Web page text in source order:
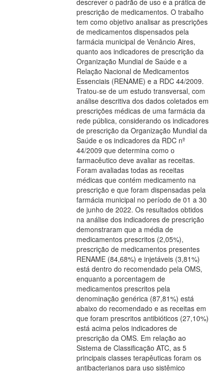
descrever o padrão de uso e a prática de
prescrição de medicamentos. O trabalho
tem como objetivo analisar as prescrições
de medicamentos dispensados pela
farmácia municipal de Venâncio Aires,
quanto aos indicadores de prescrição da
Organização Mundial de Saúde e a
Relação Nacional de Medicamentos
Essenciais (RENAME) e a RDC 44/2009.
Tratou-se de um estudo transversal, com
análise descritiva dos dados coletados em
prescrições médicas de uma farmácia da
rede pública, considerando os indicadores
de prescrição da Organização Mundial da
Saúde e os indicadores da RDC nº
44/2009 que determina como o
farmacêutico deve avaliar as receitas.
Foram avaliadas todas as receitas
médicas que contém medicamento na
prescrição e que foram dispensadas pela
farmácia municipal no período de 01 a 30
de junho de 2022. Os resultados obtidos
na análise dos indicadores de prescrição
demonstraram que a média de
medicamentos prescritos (2,05%),
prescrição de medicamentos presentes
RENAME (84,68%) e injetáveis (3,81%)
está dentro do recomendado pela OMS,
enquanto a porcentagem de
medicamentos prescritos pela
denominação genérica (87,81%) está
abaixo do recomendado e as receitas em
que foram prescritos antibióticos (27,10%)
está acima pelos indicadores de
prescrição da OMS. Em relação ao
Sistema de Classificação ATC, as 5
principais classes terapêuticas foram os
antibacterianos para uso sistêmico